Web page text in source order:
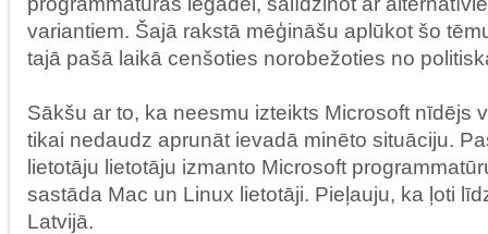
variantiem. Šajā rakstā mēģināšu aplūkot šo
tajā pašā laikā cenšoties norobežoties no
Sākšu ar to, ka neesmu izteikts Microsoft nīdējs
tikai nedaudz aprunāt ievadā minēto situāciju.
lietotāju lietotāju izmanto Microsoft
sastāda Mac un Linux lietotāji. Pieļauju, ka ļoti
Latvijā.